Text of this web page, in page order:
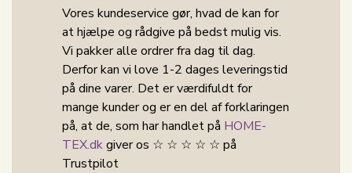
Vores kundeservice gør, hvad de kan for
at hjælpe og rådgive på bedst mulig vis.
Vi pakker alle ordrer fra dag til dag.
Derfor kan vi love 1-2 dages leveringstid
på dine varer. Det er værdifuldt for
mange kunder og er en del af forklaringen
på, at de, som har handlet på HOME-
TEX.dkgiver os ☆ ☆ ☆ ☆ ☆ på
Trustpilot